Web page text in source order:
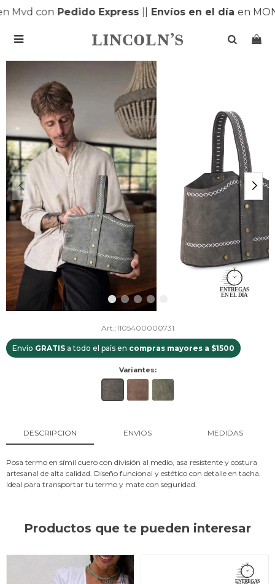
Mvd conPedido Express|| Envíos en el díaen

1105400000731
Envío GRATIS a todo el país en compras mayores a $1500
Variantes:
DESCRIPCION ENVIOS MEDIDAS
Posa termo en símil cuero con división al medio, asa resistente y costura
artesanal de alta calidad. Diseño funcional y estético con detalle en tacha.
Ideal para transportar tu termo y mate con seguridad.
Productos que te pueden interesar